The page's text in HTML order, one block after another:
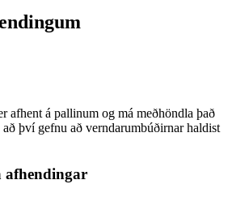
afhent á pallinum og má meðhöndla það
því gefnu að verndarumbúðirnar haldist
afhendingar